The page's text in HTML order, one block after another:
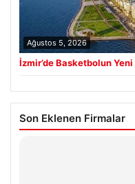
Ağustos 5, 2026
İzmir’de Basketbolun
Son Eklenen Firmalar